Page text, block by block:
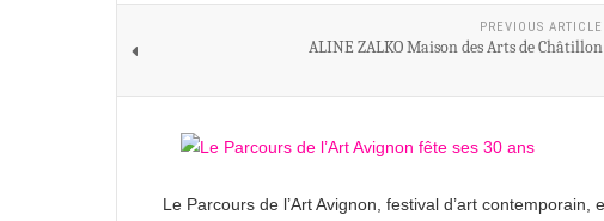
PREVIOUS ARTICLE
ALINE ZALKO Maison des Arts de Châtillon
Le Parcours de l’Art Avignon, festival d’art